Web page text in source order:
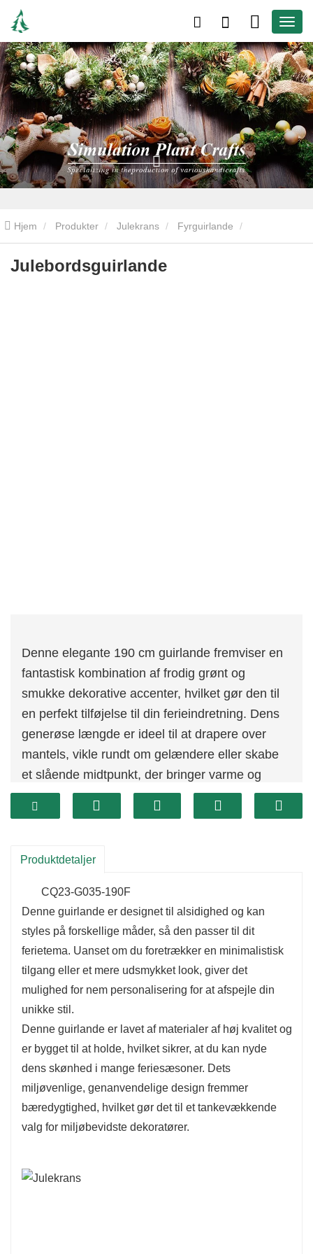
Hjem Produkter Julekrans Fyrguirlande
Julebordsguirlande
Julebordsguirlande
Denne elegante 190 cm guirlande fremviser en
fantastisk kombination af frodig grønt og
smukke dekorative accenter, hvilket gør den til
en perfekt tilføjelse til din ferieindretning. Dens
generøse længde er ideel til at drapere over
mantels, vikle rundt om gelændere eller skabe
et slående midtpunkt, der bringer varme og
charme til dine festlige sammenkomster.
Produktdetaljer
CQ23-G035-190F
Denne guirlande er designet til alsidighed og kan
styles på forskellige måder, så den passer til dit
ferietema. Uanset om du foretrækker en minimalistisk
tilgang eller et mere udsmykket look, giver det
mulighed for nem personalisering for at afspejle din
unikke stil.
Denne guirlande er lavet af materialer af høj kvalitet og
er bygget til at holde, hvilket sikrer, at du kan nyde
dens skønhed i mange feriesæsoner. Dets
miljøvenlige, genanvendelige design fremmer
bæredygtighed, hvilket gør det til et tankevækkende
valg for miljøbevidste dekoratører.